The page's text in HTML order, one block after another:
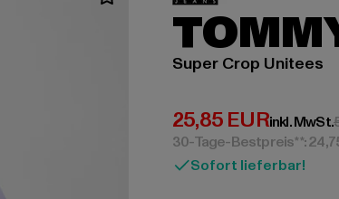
Super Crop Unitees
25,85 EUR
Derzeitiger Preis:
inkl. MwSt.
30-Tage-Bestpreis**:
Sofort lieferbar!